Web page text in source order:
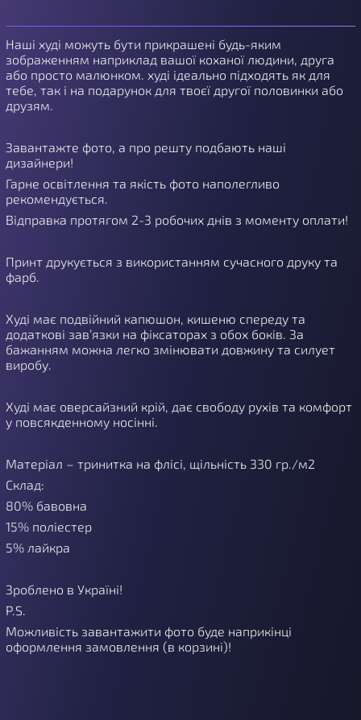
Наші худі можуть бути прикрашені будь-яким
зображенням наприклад вашої коханої людини, друга
або просто малюнком. худі ідеально підходять як для
тебе, так і на подарунок для твоєї другої половинки або
друзям.
Завантажте фото, а про решту подбають наші
дизайнери!
Гарне освітлення та якість фото наполегливо
рекомендується.
Відправка протягом 2-3 робочих днів з моменту оплати!
Принт друкується з використанням сучасного друку та
фарб.
Худі має подвійний капюшон, кишеню спереду та
додаткові зав’язки на фіксаторах з обох боків. За
бажанням можна легко змінювати довжину та силует
виробу.
Худі має оверсайзний крій, дає свободу рухів та комфорт
у повсякденному носінні.
Матеріал – тринитка на флісі, щільність 330 гр./м2
Склад:
80% бавовна
15% поліестер
5% лайкра
Зроблено в Україні!
P.S.
Можливість завантажити фото буде наприкінці
оформлення замовлення (в корзині)!